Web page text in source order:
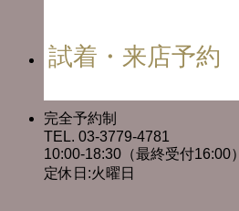
試着・来店予約
完全予約制
TEL. 03-3779-4781
10:00-18:30（最終受付16:00）
定休日:火曜日